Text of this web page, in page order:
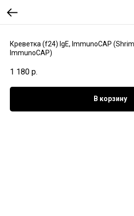
Креветка (f24) IgE, ImmunoCAP
ImmunoCAP)
1 180 р.
В корзину